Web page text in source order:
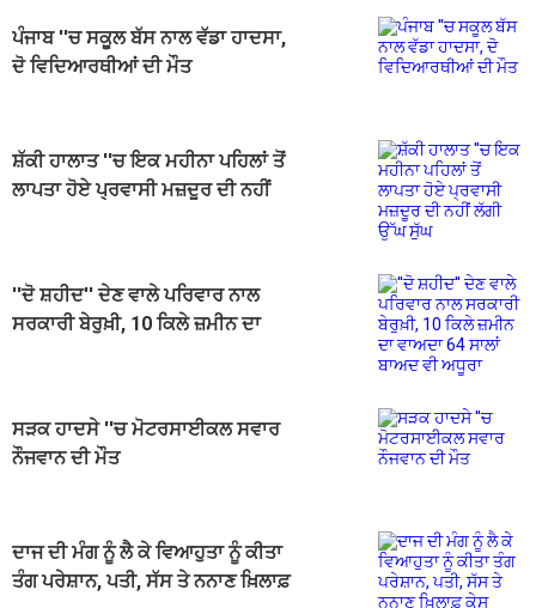
ਪੰਜਾਬ ''ਚ ਸਕੂਲ ਬੱਸ ਨਾਲ ਵੱਡਾ ਹਾਦਸਾ,
ਦੋ ਵਿਦਿਆਰਥੀਆਂ ਦੀ ਮੌਤ
ਸ਼ੱਕੀ ਹਾਲਾਤ ''ਚ ਇਕ ਮਹੀਨਾ ਪਹਿਲਾਂ ਤੋਂ
ਲਾਪਤਾ ਹੋਏ ਪ੍ਰਵਾਸੀ ਮਜ਼ਦੂਰ ਦੀ ਨਹੀਂ
''ਦੋ ਸ਼ਹੀਦ'' ਦੇਣ ਵਾਲੇ ਪਰਿਵਾਰ ਨਾਲ
ਸਰਕਾਰੀ ਬੇਰੁਖ਼ੀ, 10 ਕਿਲੇ ਜ਼ਮੀਨ ਦਾ
ਸੜਕ ਹਾਦਸੇ ''ਚ ਮੋਟਰਸਾਈਕਲ ਸਵਾਰ
ਨੌਜਵਾਨ ਦੀ ਮੌਤ
ਦਾਜ ਦੀ ਮੰਗ ਨੂੰ ਲੈ ਕੇ ਵਿਆਹੁਤਾ ਨੂੰ ਕੀਤਾ
ਤੰਗ ਪਰੇਸ਼ਾਨ, ਪਤੀ, ਸੱਸ ਤੇ ਨਨਾਣ ਖ਼ਿਲਾਫ਼